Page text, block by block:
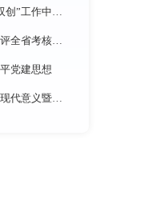
1个标杆3个样板！学校在全国党建“双创”工作中再创佳绩
湖北省蜘蛛目动物自然科技资源库获评全省考核优秀
党建思想
【中国社会科学网】先秦政治哲学的现代意义暨《中国政治哲学通史·春秋战国卷（儒墨家）》学术研讨会举行